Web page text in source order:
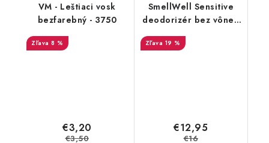
VM - Leštiaci vosk
bezfarebný - 3750
8 %
€3,20
€3,50
SmellWell Sensitive
deodorizér bez vône -
Green
19 %
€12,95
€16